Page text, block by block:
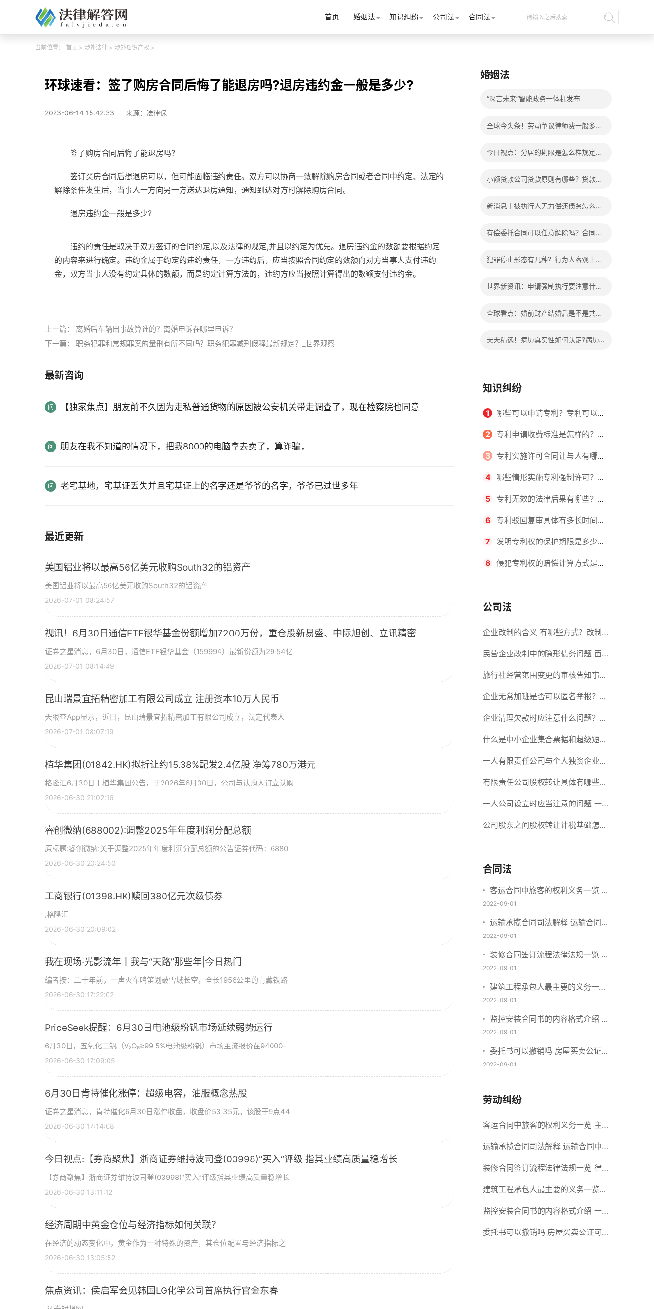
首页 婚姻法 知识纠纷 公司法 合同法
当前位置： 首页 > 涉外法律 > 涉外知识产权 >
环球速看：签了购房合同后悔了能退房吗?退房违约金一般是多少?
2023-06-14 15:42:33 来源：法律保
签了购房合同后悔了能退房吗?
签订买房合同后想退房可以，但可能面临违约责任。双方可以协商一致解除购房合同或者合同中约定、法定的
解除条件发生后，当事人一方向另一方送达退房通知，通知到达对方时解除购房合同。
退房违约金一般是多少?
违约的责任是取决于双方签订的合同约定,以及法律的规定,并且以约定为优先。退房违约金的数额要根据约定
的内容来进行确定。违约金属于约定的违约责任，一方违约后，应当按照合同约定的数额向对方当事人支付违约
金，双方当事人没有约定具体的数额，而是约定计算方法的，违约方应当按照计算得出的数额支付违约金。
上一篇： 离婚后车辆出事故算谁的？离婚申诉在哪里申诉？
下一篇： 职务犯罪和常规罪案的量刑有所不同吗？职务犯罪减刑假释最新规定？_世界观察
最新咨询
【独家焦点】朋友前不久因为走私普通货物的原因被公安机关带走调查了，现在检察院也同意
朋友在我不知道的情况下，把我8000的电脑拿去卖了，算诈骗，
老宅基地，宅基证丢失并且宅基证上的名字还是爷爷的名字，爷爷已过世多年
最近更新
美国铝业将以最高56亿美元收购South32的铝资产
美国铝业将以最高56亿美元收购South32的铝资产
2026-07-01 08:24:57
视讯！6月30日通信ETF银华基金份额增加7200万份，重仓股新易盛、中际旭创、立讯精密
证券之星消息，6月30日，通信ETF银华基金（159994）最新份额为29 54亿
2026-07-01 08:14:49
昆山瑞景宜拓精密加工有限公司成立 注册资本10万人民币
天眼查App显示，近日，昆山瑞景宜拓精密加工有限公司成立，法定代表人
2026-07-01 08:07:19
植华集团(01842.HK)拟折让约15.38%配发2.4亿股 净筹780万港元
格隆汇6月30日丨植华集团公告，于2026年6月30日，公司与认购人订立认购
2026-06-30 21:02:16
睿创微纳(688002):调整2025年年度利润分配总额
原标题:睿创微纳:关于调整2025年年度利润分配总额的公告证券代码：6880
2026-06-30 20:24:50
工商银行(01398.HK)赎回380亿元次级债券
,格隆汇
2026-06-30 20:09:02
我在现场·光影流年丨我与“天路”那些年|今日热门
编者按：二十年前，一声火车鸣笛划破雪域长空。全长1956公里的青藏铁路
2026-06-30 17:22:02
PriceSeek提醒：6月30日电池级粉钒市场延续弱势运行
6月30日，五氧化二钒（V₂O₅≥99 5%电池级粉钒）市场主流报价在94000-
2026-06-30 17:09:05
6月30日肯特催化涨停：超级电容，油服概念热股
证券之星消息，肯特催化6月30日涨停收盘，收盘价53 35元。该股于9点44
2026-06-30 17:14:08
今日视点:【券商聚焦】浙商证券维持波司登(03998)“买入”评级 指其业绩高质量稳增长
【券商聚焦】浙商证券维持波司登(03998)“买入”评级指其业绩高质量稳增长
2026-06-30 13:11:12
经济周期中黄金仓位与经济指标如何关联？
在经济的动态变化中，黄金作为一种特殊的资产，其仓位配置与经济指标之
2026-06-30 13:05:52
焦点资讯：侯启军会见韩国LG化学公司首席执行官金东春
婚姻法
“深言未来”智能政务一体机发布
全球今头条！劳动争议律师费一般多少
今日视点：分居的期限是怎么样规定
小额贷款公司贷款原则有哪些？贷款不
新消息丨被执行人无力偿还债务怎么
有偿委托合同可以任意解除吗？合同无
犯罪停止形态有几种？行为人客观上实
世界新资讯：申请强制执行要注意什么
全球看点：婚前财产结婚后是不是共同
天天精选！病历真实性如何认定?病历
知识纠纷
1 哪些可以申请专利？专利可以同
时多个人一起申请吗？
2 专利申请收费标准是怎样的？申
请不同类型的专利所需要的钱不同
3 专利实施许可合同让与人有哪些
主要义务？专利实施许可合同与专利
许可合同有什么区别？
4 哪些情形实施专利强制许可？专
利强制许可的前提条件是什么？
5 专利无效的法律后果有哪些？专
利的无效情形有哪些？
6 专利驳回复审具体有多长时间？
哪些情况下专利申请可能被驳回？
7 发明专利权的保护期限是多少
年？非专利发明人是否有专利申请
8 侵犯专利权的赔偿计算方式是什
间？
公司法
企业改制的含义 有哪些方式？改制
后国企员工属于什么性质？
民营企业改制中的隐形债务问题 面
对隐形债务问题应该如何解决？
旅行社经营范围变更的审核告知事项
旅游业的发展现状和趋势
企业无常加班是否可以匿名举报？强
制加班公司没有加班费怎么办？
企业清理欠款时应注意什么问题？企
业短期借款需要注意哪些事项？
什么是中小企业集合票据和超级短期
融资券？一起来了解一下吧！
一人有限责任公司与个人独资企业的
区别 这些知识你都知道吗？
有限责任公司股权转让具体有哪些形
式？来了解下这五种形式
一人公司设立时应当注意的问题 一
人公司的特征
公司股东之间股权转让计税基础怎么
合什么要件？
合同法
客运合同中旅客的权利义务一览 主
要包括这些内容
2022-09-01
运输承揽合同司法解释 运输合同中
承运人的义务有哪些
2022-09-01
装修合同签订流程法律法规一览 律
师解答
2022-09-01
建筑工程承包人最主要的义务一览
承包合同内容介绍
2022-09-01
监控安装合同书的内容格式介绍 一
般包括这些条款
2022-09-01
委托书可以撤销吗 房屋买卖公证可
否撤销
2022-09-01
劳动纠纷
客运合同中旅客的权利义务一览 主
要包括这些内容
运输承揽合同司法解释 运输合同中
承运人的义务有哪些
装修合同签订流程法律法规一览 律
师解答
建筑工程承包人最主要的义务一览
承包合同内容介绍
监控安装合同书的内容格式介绍 一
般包括这些条款
委托书可以撤销吗 房屋买卖公证可